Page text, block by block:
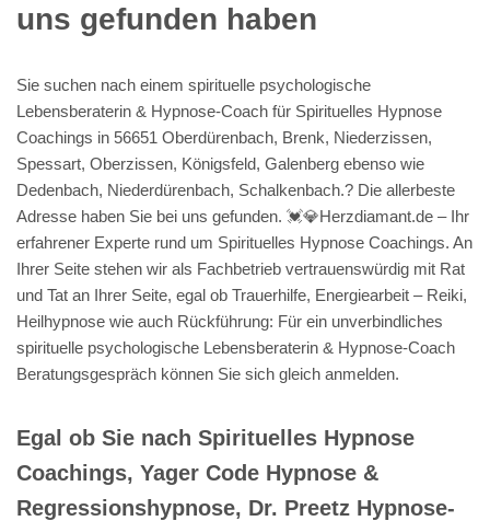
uns gefunden haben
Sie suchen nach einem spirituelle psychologische
Lebensberaterin & Hypnose-Coach für Spirituelles Hypnose
Coachings in 56651 Oberdürenbach, Brenk, Niederzissen,
Spessart, Oberzissen, Königsfeld, Galenberg ebenso wie
Dedenbach, Niederdürenbach, Schalkenbach.? Die allerbeste
Adresse haben Sie bei uns gefunden. 💓️💎Herzdiamant.de – Ihr
erfahrener Experte rund um Spirituelles Hypnose Coachings. An
Ihrer Seite stehen wir als Fachbetrieb vertrauenswürdig mit Rat
und Tat an Ihrer Seite, egal ob Trauerhilfe, Energiearbeit – Reiki,
Heilhypnose wie auch Rückführung: Für ein unverbindliches
spirituelle psychologische Lebensberaterin & Hypnose-Coach
Beratungsgespräch können Sie sich gleich anmelden.
Egal ob Sie nach Spirituelles Hypnose
Coachings, Yager Code Hypnose &
Regressionshypnose, Dr. Preetz Hypnose-